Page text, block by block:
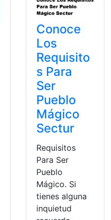
Conoce
Los
Requisito
s Para
Ser
Pueblo
Mágico
Sectur
Requisitos
Para Ser
Pueblo
Mágico. Si
tienes alguna
inquietud